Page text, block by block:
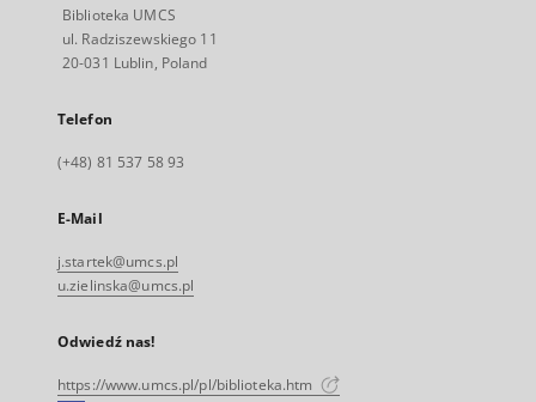
Biblioteka UMCS
ul. Radziszewskiego 11
20-031 Lublin, Poland
Telefon
(+48) 81 537 58 93
E-Mail
j.startek@umcs.pl
u.zielinska@umcs.pl
Odwiedź nas!
https://www.umcs.pl/pl/biblioteka.htm